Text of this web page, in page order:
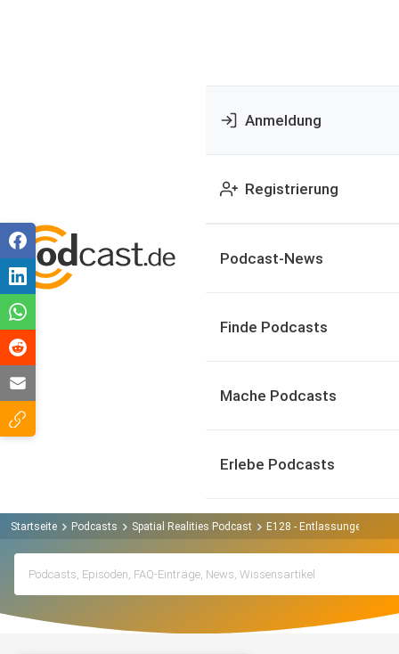
Anmeldung
Registrierung
Podcast-News
Finde Podcasts
Mache Podcasts
Erlebe Podcasts
Startseite Podcasts Spatial Realities Podcast E128 - Entlassungen bei